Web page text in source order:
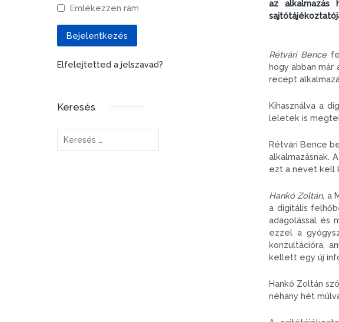
Emlékezzen rám
Bejelentkezés
Elfelejtetted a jelszavad?
Keresés
Keresés...
az alkalmazás
Rétvári Bence
hogy abban
recept
Kihasználva a
leletek is
Rétvári Bence
alkalmazásnak.
ezt a nevet kell
Hankó Zoltán, a
a digitális
adagolással és
ezzel a
konzultációra,
kellett egy új
Hankó Zoltán
néhány hét